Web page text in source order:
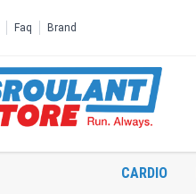
Faq Brand
CARDIO